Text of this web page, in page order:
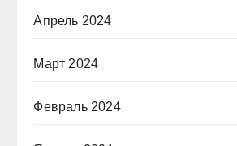
Апрель 2024
Март 2024
Февраль 2024